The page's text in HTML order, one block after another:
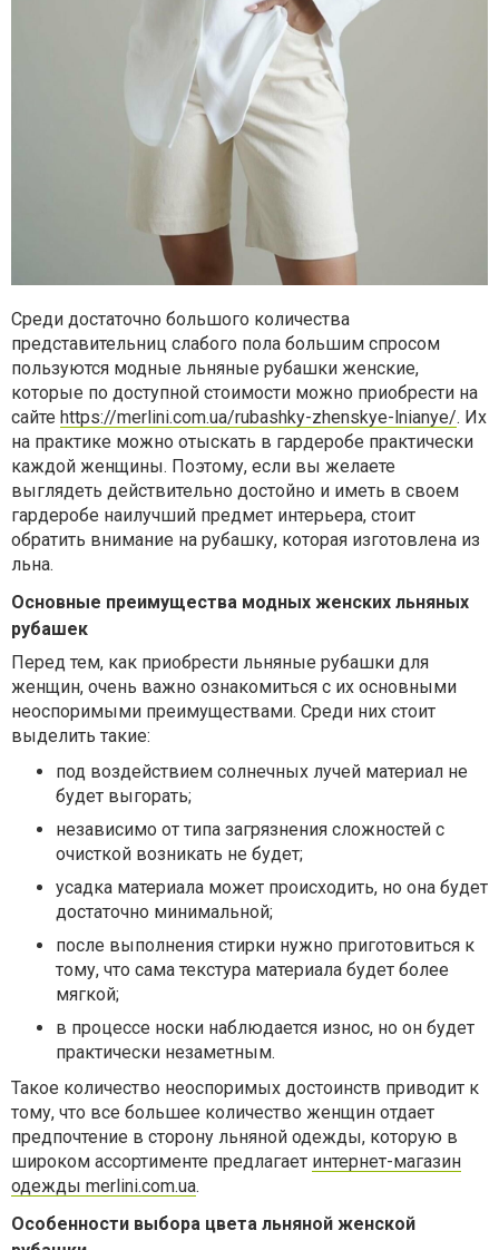
Среди достаточно большого количества
представительниц слабого пола большим спросом
пользуются модные льняные рубашки женские,
которые по доступной стоимости можно приобрести на
сайте https://merlini.com.ua/rubashky-zhenskye-lnianye/. Их
на практике можно отыскать в гардеробе практически
каждой женщины. Поэтому, если вы желаете
выглядеть действительно достойно и иметь в своем
гардеробе наилучший предмет интерьера, стоит
обратить внимание на рубашку, которая изготовлена из
льна.
Основные преимущества модных женских льняных
рубашек
Перед тем, как приобрести льняные рубашки для
женщин, очень важно ознакомиться с их основными
неоспоримыми преимуществами. Среди них стоит
выделить такие:
под воздействием солнечных лучей материал не
будет выгорать;
независимо от типа загрязнения сложностей с
очисткой возникать не будет;
усадка материала может происходить, но она будет
достаточно минимальной;
после выполнения стирки нужно приготовиться к
тому, что сама текстура материала будет более
мягкой;
в процессе носки наблюдается износ, но он будет
практически незаметным.
Такое количество неоспоримых достоинств приводит к
тому, что все большее количество женщин отдает
предпочтение в сторону льняной одежды, которую в
широком ассортименте предлагает интернет-магазин
одежды merlini.com.ua.
Особенности выбора цвета льняной женской